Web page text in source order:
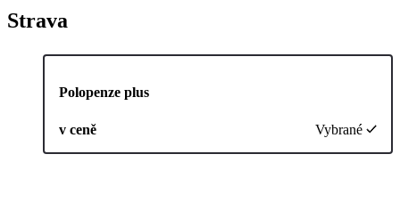
Strava
Polopenze plus
v ceně Vybrané